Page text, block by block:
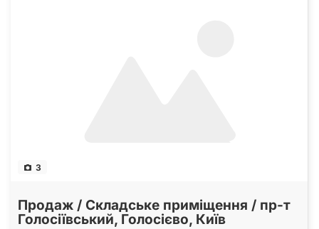
3
Продаж / Складське приміщення / пр-т
Голосіївський, Голосієво, Київ